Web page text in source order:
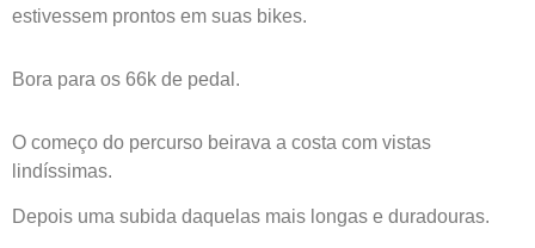
estivessem prontos em suas bikes.
Bora para os 66k de pedal.
O começo do percurso beirava a costa com vistas
lindíssimas.
Depois uma subida daquelas mais longas e duradouras.